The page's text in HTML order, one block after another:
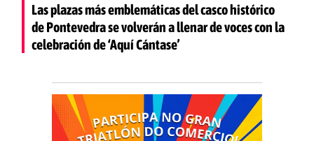
Las plazas más emblemáticas del casco histórico
de Pontevedra se volverán a llenar de voces con la
celebración de ‘Aquí Cántase’